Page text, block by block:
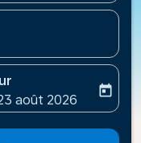
labelreturn-date-
août 2026
today